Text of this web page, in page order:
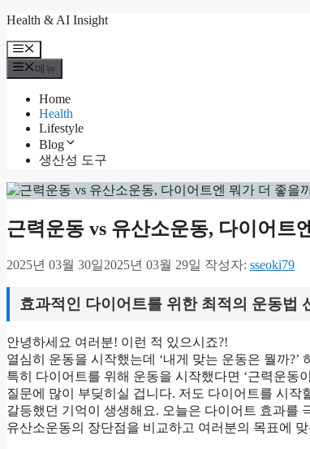
컨
츠
로
Health & AI Insight
메
뉴
메뉴
Home
Health
Lifestyle
Blog
생산성 도구
근력운동 vs 유산소운동, 다이어트
2025년 03월 30일2025년 03월 29일 작성자: sseoki79
효과적인 다이어트를 위한 최적의 운동법
안녕하세요 여러분! 이런 적 있으시죠?!
열심히 운동을 시작했는데 ‘내게 맞는 운동은 뭘까?’
특히 다이어트를 위해 운동을 시작했다면 ‘근력운동
질문에 많이 부딪히실 겁니다. 저도 다이어트를 시작
갈등했던 기억이 생생해요. 오늘은 다이어트 효과를
유산소운동의 장단점을 비교하고 여러분의 목표에